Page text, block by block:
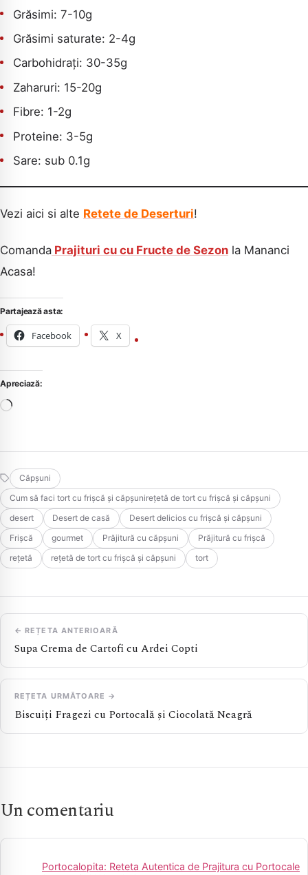
Grăsimi: 7-10g
Grăsimi saturate: 2-4g
Carbohidrați: 30-35g
Zaharuri: 15-20g
Fibre: 1-2g
Proteine: 3-5g
Sare: sub 0.1g
Vezi aici si alte Retete de Deserturi!
Comanda Prajituri cu cu Fructe de Sezon la Mananci
Acasa!
Partajează asta:
Facebook X
Apreciază:
Încarc...
Căpșuni
Cum să faci tort cu frișcă și căpșunirețetă de tort cu frișcă și căpșuni
desert
Desert de casă
Desert delicios cu frișcă și căpșuni
Frișcă
gourmet Prăjitură cu căpșuni
Prăjitură cu frișcă
rețetă
rețetă de tort cu frișcă și căpșuni tort
← REȚETA ANTERIOARĂ
Supa Crema de Cartofi cu Ardei Copti
REȚETA URMĂTOARE →
Biscuiți Fragezi cu Portocală și Ciocolată Neagră
Un comentariu
Portocalopita: Reteta Autentica de Prajitura cu Portocale